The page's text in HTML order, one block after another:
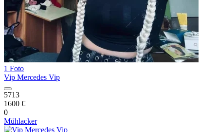
1 Foto
Vip Mercedes Vip
5713
1600 €
0
Mühlacker